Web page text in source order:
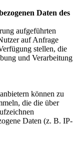
Daten des
aufgeführten
auf Anfrage
stellen, die
und Verarbeitung
können zu
die die über
Daten (z. B. IP-